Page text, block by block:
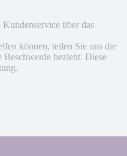
über das
können, teilen Sie uns die
bezieht. Diese